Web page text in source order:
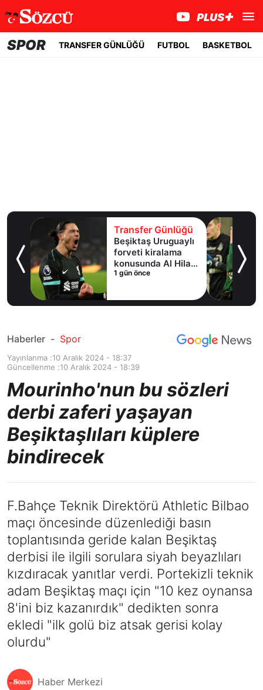
SPOR TRANSFER GÜNLÜĞÜ FUTBOL BASKETBOL
Transfer Günlüğü
Beşiktaş Uruguaylı
forveti kiralama
konusunda Al Hilal
ile anlaştı! Adım
1 gün önce
Haberler - Spor
Yayınlanma :10 Aralık 2024 - 18:37
Güncellenme :10 Aralık 2024 - 18:39
Mourinho'nun bu sözleri
derbi zaferi yaşayan
Beşiktaşlıları küplere
bindirecek
F.Bahçe Teknik Direktörü Athletic Bilbao
maçı öncesinde düzenlediği basın
toplantısında geride kalan Beşiktaş
derbisi ile ilgili sorulara siyah beyazlıları
kızdıracak yanıtlar verdi. Portekizli teknik
adam Beşiktaş maçı için "10 kez oynansa
8'ini biz kazanırdık" dedikten sonra
ekledi "ilk golü biz atsak gerisi kolay
olurdu"
Haber Merkezi